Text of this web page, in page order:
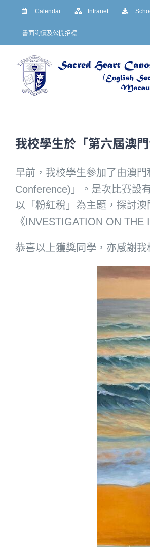
Calendar Intranet
書面詢價及公開招標
我校學生於「第六屆澳
早前，我校學生參加了由澳
Conference)」。是次比賽設
以「粉紅稅」為主題，探討
《INVESTIGATION ON
恭喜以上獲獎同學，亦感謝